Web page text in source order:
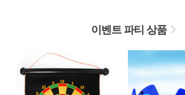
이벤트 파티 상품